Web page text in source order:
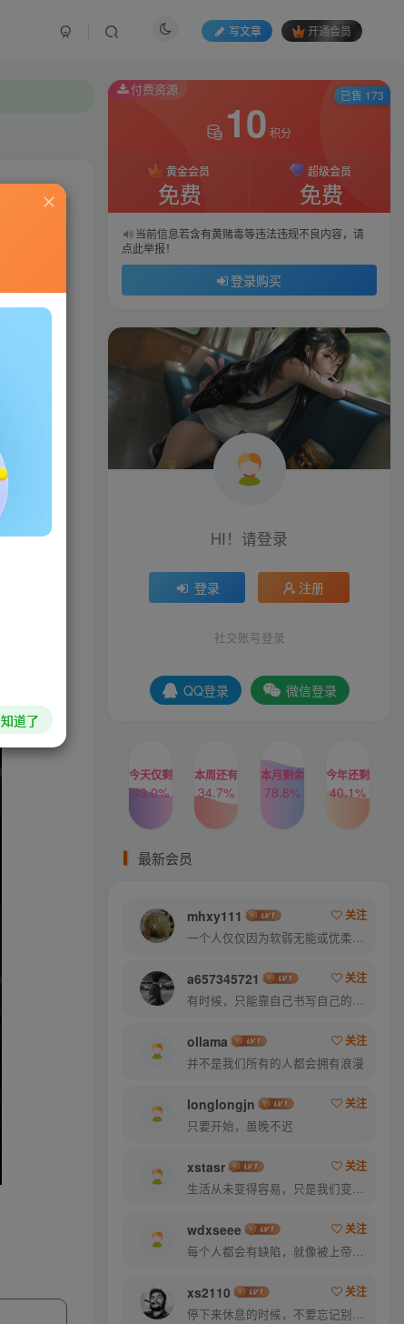
写文章 开通会员
付费资源
10 积分
黄金会员
免费
超级会员
免费
当前信息若含有黄赌毒等违法违规不良内容，请
点此举报！
登录购买
已售 173
HI！请登录
登录 注册
社交账号登录
QQ登录 微信登录
今天仅剩
43.0%
本周还有
34.7%
本月剩余
78.8%
今年还剩
40.1%
最新会员
mhxy111
关注
一个人仅仅因为软弱无能或优柔寡断就完全可能招致痛苦
a657345721
关注
有时候，只能靠自己书写自己的美好结局
ollama
关注
并不是我们所有的人都会拥有浪漫
longlongjn
关注
只要开始，虽晚不迟
xstasr
关注
生活从未变得容易，只是我们变得更加坚强
wdxseee
关注
每个人都会有缺陷，就像被上帝咬过的苹果，有的人缺陷比较大，正是因为上帝特别喜欢他的芬芳
xs2110
关注
停下来休息的时候，不要忘记别人还在奔跑
知道了